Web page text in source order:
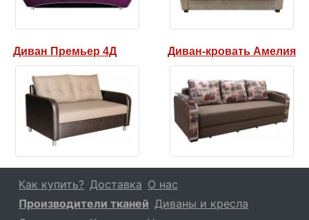
Диван Премьер 4Д Диван-кровать Амелия
Как купить? Доставка О нас
Производители тканей Диваны и кресла